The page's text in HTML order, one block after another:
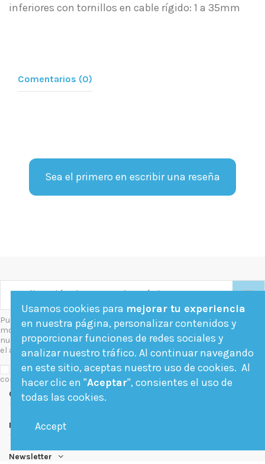
inferiores con tornillos en cable rígido: 1 a 35mm
Comentarios (0)
Sea el primero en escribir una reseña
Puede darse de baja en cualquier
momento. Para ello, consulte
nuestra información de contacto en
el aviso legal.
Acepto las condiciones generales y la política de
confidencialidad
Contact us
Follow us
Newsletter
Usamos cookies para mejorar tu experiencia
en nuestra página, personalizar contenidos y
proporcionar funciones de redes sociales y
analizar nuestro tráfico. Al continuar navegando
en este sitio, aceptas nuestro uso de cookies. Al
hacer clic en "Aceptar", consientes el uso de
todas las cookies.
Accept